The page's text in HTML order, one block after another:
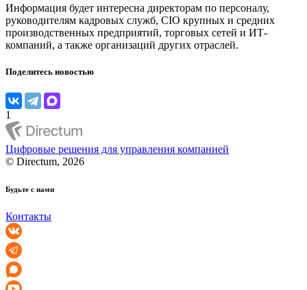
Информация будет интересна директорам по персоналу,
руководителям кадровых служб, CIO крупных и средних
производственных предприятий, торговых сетей и ИТ-
компаний, а также организаций других отраслей.
Поделитесь новостью
1
Цифровые решения для управления компанией
© Directum, 2026
Будьте с нами
Контакты